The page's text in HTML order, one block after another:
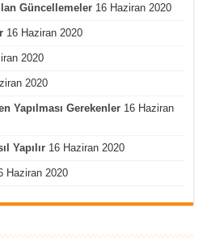
Güncellemeler 16 Haziran 2020
16 Haziran 2020
2020
2020
Yapılması Gerekenler 16 Haziran
Yapılır 16 Haziran 2020
Haziran 2020